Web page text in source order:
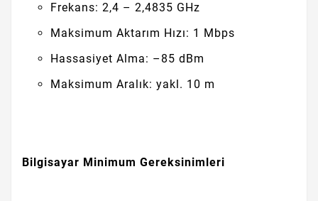
Frekans: 2,4 – 2,4835 GHz
Maksimum Aktarım Hızı: 1 Mbps
Hassasiyet Alma: –85 dBm
Maksimum Aralık: yakl. 10 m
Bilgisayar Minimum Gereksinimleri